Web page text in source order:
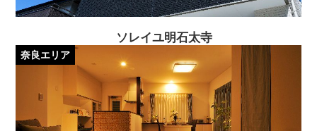
ソレイユ明石太寺
奈良エリア